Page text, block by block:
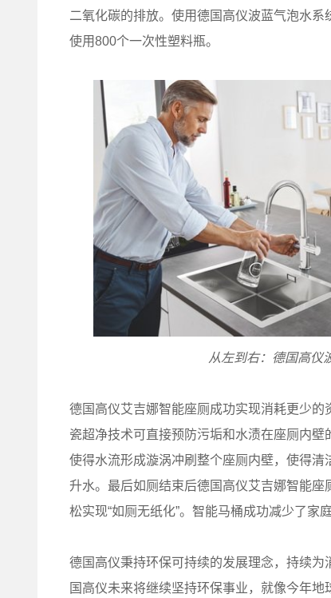
二氧化碳的排放。使用德国高仪波蓝气泡水
使用800个一次性塑料瓶。
从左到右：德国高仪
德国高仪艾吉娜智能座厕成功实现消耗更少
瓷超净技术可直接预防污垢和水渍在座厕内
使得水流形成漩涡冲刷整个座厕内壁，使得
升水。最后如厕结束后德国高仪艾吉娜智能
松实现“如厕无纸化”。智能马桶成功减少了家
德国高仪秉持环保可持续的发展理念，持续
国高仪未来将继续坚持环保事业，就像今年地